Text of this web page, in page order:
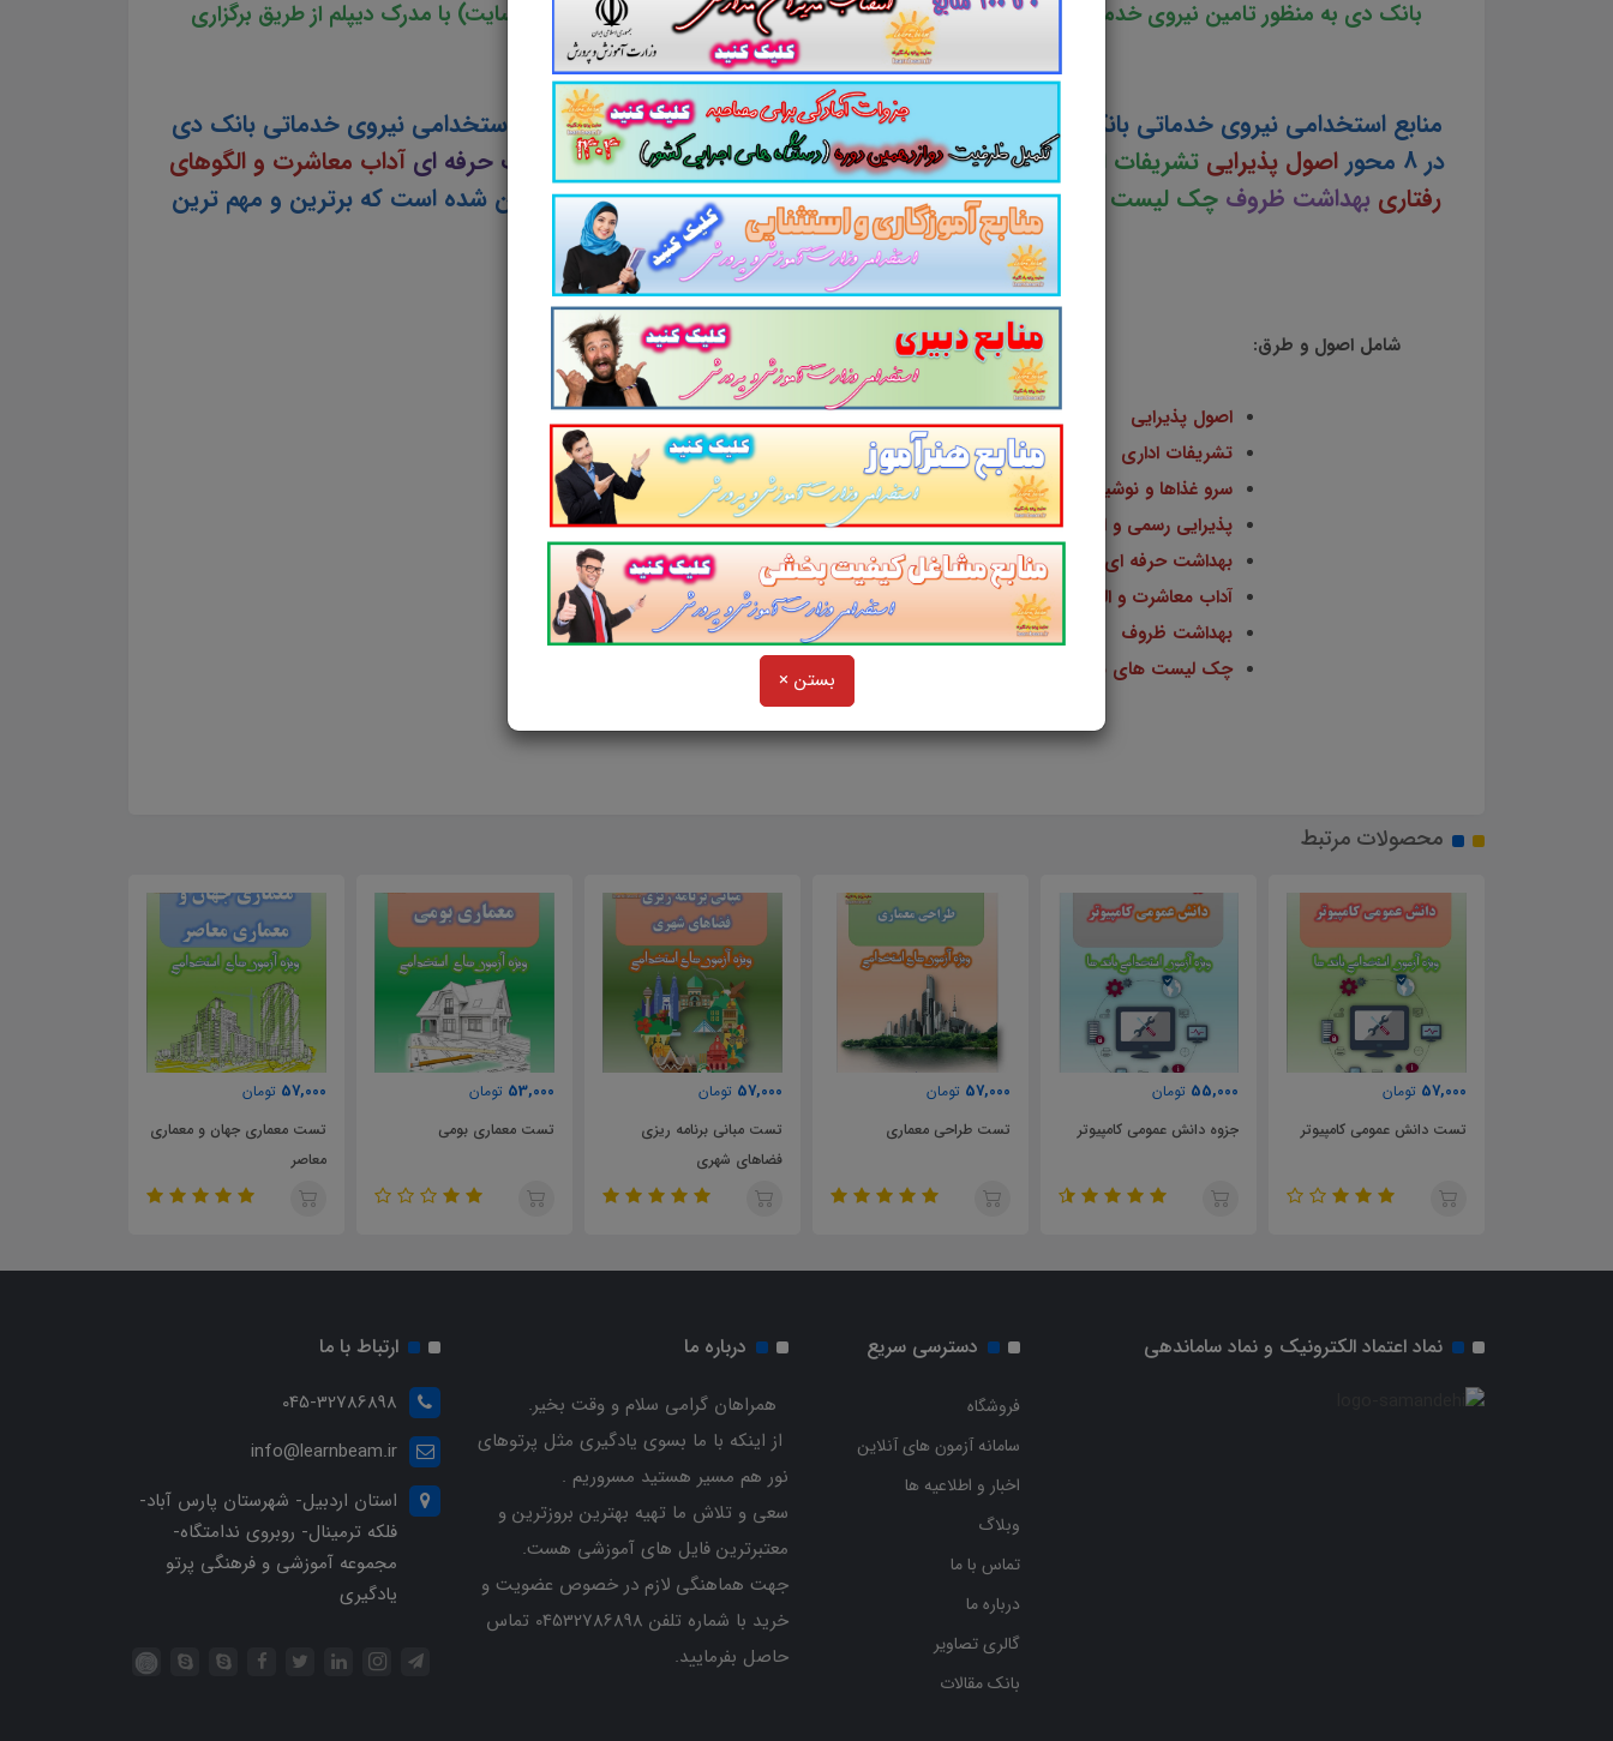
بستن ×
بانک دی به منظور تامین نیروی خدماتی خود در نظر دارد از واجدین شرایط آقا (طبق شرایط اعلام شده در سایت) با مدرک دیپلم از طریق برگزاری
آزمون کتبی و مصاحبه اقدام به جذب می نماید.
منابع استخدامی نیروی خدماتی بانک دی در سال در8محور در قالب فایل هایpdf. منابع استخدامی نیروی خدماتی بانک دی
در 8 محور
اصول پذیرایی تشریفات اداری سرو غذاها و نوشیدنی هاپذیرایی رسمی و اداریبهداشت حرفه ای آداب معاشرت و الگوهای
رفتاری بهداشت ظروف چک لیست های نظارتی بر عملکرد نیروهای خدماتیطوری تدوین و گلچین شده است که برترین و مهم ترین
موضوعات و نکات را شامل شود.
شامل اصول و طرق:
اصول پذیرایی
تشریفات اداری
سرو غذاها و نوشیدنی ها
پذیرایی رسمی و اداری
بهداشت حرفه ای
آداب معاشرت و الگوهای رفتاری
بهداشت ظروف
چک لیست های نظارتی بر عملکرد نیروهای خدماتی
محصولات مرتبط
تست دانش عمومی کامپیوتر
55,000
جزوه دانش عمومی کامپیوتر
57,000
تست طراحی معماری
57,000
تست مبانی برنامه ریزی
53,000
تست معماری بومی
57,000
تست معماری جهان و معماری
55,000
تست معماری اسلامی
نماد اعتماد الکترونیک و نماد ساماندهی دسترسی سریع
فروشگاه
سامانه آزمون های آنلاین
اخبار و اطلاعیه ها
وبلاگ
تماس با ما
درباره ما
گالری تصاویر
بانک مقالات
درباره ما
همراهان گرامی سلام و وقت بخیر.
از اینکه با ما بسوی یادگیری مثل پرتوهای
نور هم مسیر هستید مسروریم .
سعی و تلاش ما تهیه بهترین بروزترین و
معتبرترین فایل های آموزشی هست.
جهت هماهنگی لازم در خصوص عضویت و
خرید با شماره تلفن 04532786898 تماس
حاصل بفرمایید.
ارتباط با ما
045-32786898
info@learnbeam.ir
استان اردبیل- شهرستان پارس آباد-
فلکه ترمینال- روبروی ندامتگاه-
مجموعه آموزشی و فرهنگی پرتو
یادگیری